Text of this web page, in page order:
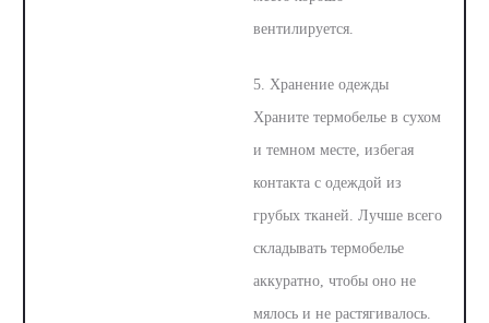
вентилируется.
5. Хранение одежды
Храните термобелье в сухом
и темном месте, избегая
контакта с одеждой из
грубых тканей. Лучше всего
складывать термобелье
аккуратно, чтобы оно не
мялось и не растягивалось.